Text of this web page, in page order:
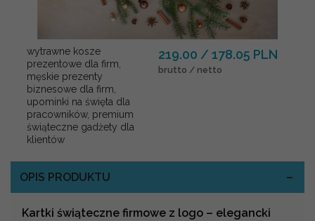
wytrawne kosze
prezentowe dla firm,
męskie prezenty
biznesowe dla firm,
upominki na święta dla
pracowników, premium
świąteczne gadżety dla
klientów
219.00 / 178.05 PLN
brutto / netto
OPIS PRODUKTU
Kartki świąteczne firmowe z logo – elegancki